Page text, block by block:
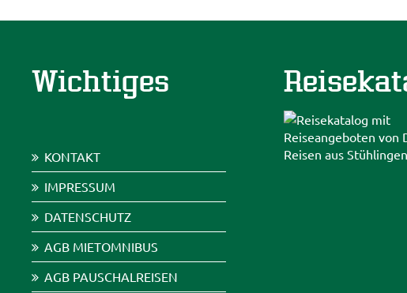
Wichtiges
KONTAKT
IMPRESSUM
DATENSCHUTZ
AGB MIETOMNIBUS
AGB PAUSCHALREISEN